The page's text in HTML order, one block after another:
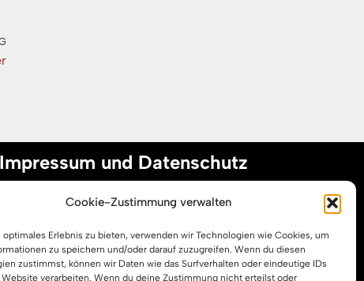
Cookie-Zustimmung verwalten
optimales Erlebnis zu bieten, verwenden wir Technologien wie Cookies, um
zu speichern und/oder darauf zuzugreifen. Wenn du diesen
zustimmst, können wir Daten wie das Surfverhalten oder eindeutige IDs
Website verarbeiten. Wenn du deine Zustimmung nicht erteilst oder
Impressum und Datenschutz
Datenschutzerklärung
Cookie-Richtlinie (EU)